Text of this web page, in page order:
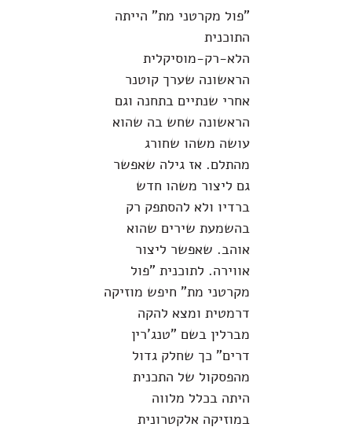
"פול מקרטני מת" הייתה
התוכנית
הלא-רק-מוסיקלית
הראשונה שערך קוטנר
אחרי שנתיים בתחנה וגם
הראשונה שחש בה שהוא
עושה משהו שחורג
מהתלם. אז גילה שאפשר
גם ליצור משהו חדש
ברדיו ולא להסתפק רק
בהשמעת שירים שהוא
אוהב. שאפשר ליצור
אווירה. לתוכנית "פול
מקרטני מת" חיפש מוזיקה
דרמטית ומצא להקה
מברלין בשם "טנג'רין
דרים" כך שחלק גדול
מהפסקול של התכנית
היתה בכלל מלווה
במוזיקה אלקטרונית